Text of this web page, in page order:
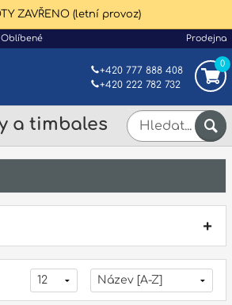
ZAVŘENO (letní provoz)
Oblíbené Prodejna
0
+420 777 888 408
+420 222 782 732
a timbales